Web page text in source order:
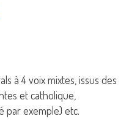
à 4 voix mixtes, issus des
et catholique,
par exemple) etc.